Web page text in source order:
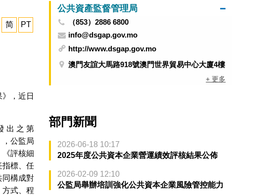
简 PT
，近日
出之第
，公監局
評核細
指標、任
同構成對
式、程
公共資產監督管理局
（853）2886 6800
info@dsgap.gov.mo
http://www.dsgap.gov.mo
澳門友誼大馬路918號澳門世界貿易中心大廈4樓
+ 更多
部門新聞
2026-06-18 10:17
2025年度公共資本企業營運績效評核結果公佈
2026-02-09 12:10
公監局舉辦培訓強化公共資本企業風險管控能力